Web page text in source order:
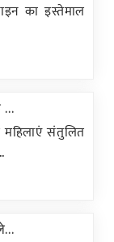
का इस्तेमाल
...
संतुलित